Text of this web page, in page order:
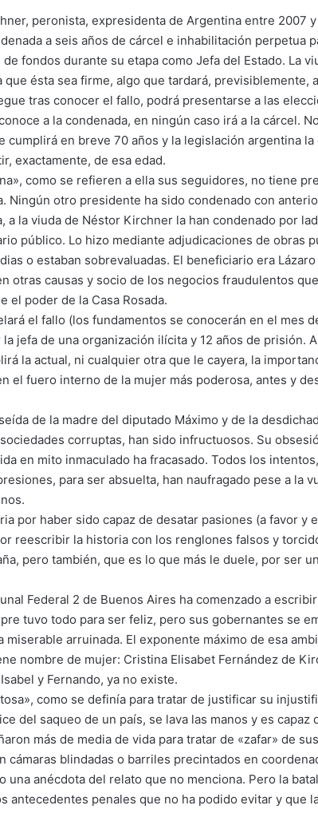
peronista, expresidenta de Argentina entre 2007 y
a seis años de cárcel e inhabilitación perpetua
fondos durante su etapa como Jefa del Estado. La
ésta sea firme, algo que tardará, previsiblemente,
tras conocer el fallo, podrá presentarse a las
a la condenada, en ningún caso irá a la cárcel.
cumplirá en breve 70 años y la legislación argentina
exactamente, de esa edad.
como se refieren a ella sus seguidores, no tiene
Ningún otro presidente ha sido condenado con
a la viuda de Néstor Kirchner la han condenado por
público. Lo hizo mediante adjudicaciones de obras
o estaban sobrevaluadas. El beneficiario era
otras causas y socio de los negocios fraudulentos
el poder de la Casa Rosada.
el fallo (los fundamentos se conocerán en el mes
jefa de una organización ilícita y 12 años de prisión.
la actual, ni cualquier otra que le cayera, la
el fuero interno de la mujer más poderosa, antes y
de la madre del diputado Máximo y de la
corruptas, han sido infructuosos. Su
en mito inmaculado ha fracasado. Todos los
para ser absuelta, han naufragado pese a la
por haber sido capaz de desatar pasiones (a favor y
reescribir la historia con los renglones falsos y
pero también, que es lo que más le duele, por ser
Federal 2 de Buenos Aires ha comenzado a
tuvo todo para ser feliz, pero sus gobernantes se
arruinada. El exponente máximo de esa
nombre de mujer: Cristina Elisabet Fernández de
y Fernando, ya no existe.
como se definía para tratar de justificar su
del saqueo de un país, se lava las manos y es capaz
más de media de vida para tratar de «zafar» de
cámaras blindadas o barriles precintados en
una anécdota del relato que no menciona. Pero la
antecedentes penales que no ha podido evitar y que